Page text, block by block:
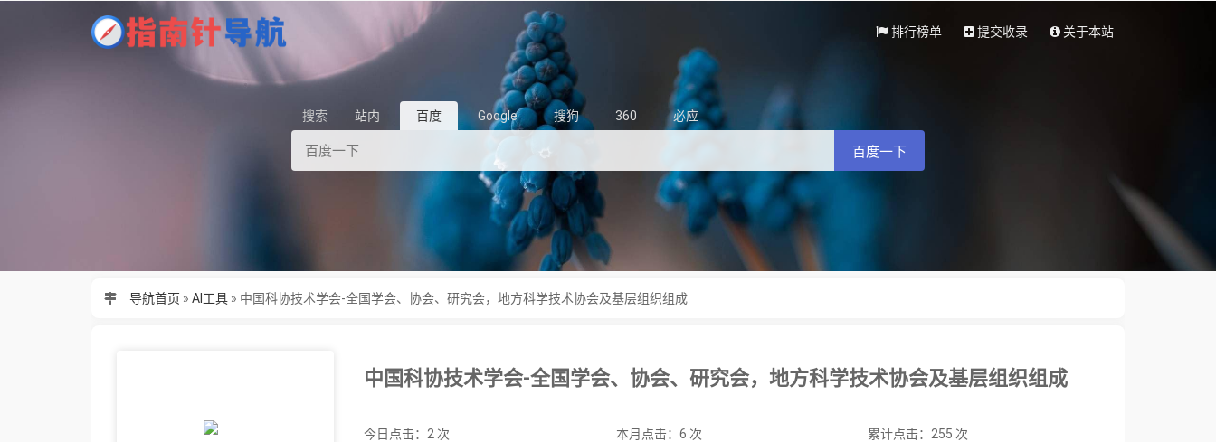
排行榜单 提交收录 关于本站
搜索 站内 百度 Google 搜狗 360 必应
百度一下
导航首页 » AI工具» 中国科协技术学会-全国学会、协会、研究会，地方科学技术协会及基层组织组成
中国科协技术学会-全国学会、协会、研究会，地方科学技术协会及基层组织组成
今日点击：2 次 本月点击：6 次 累计点击：255 次